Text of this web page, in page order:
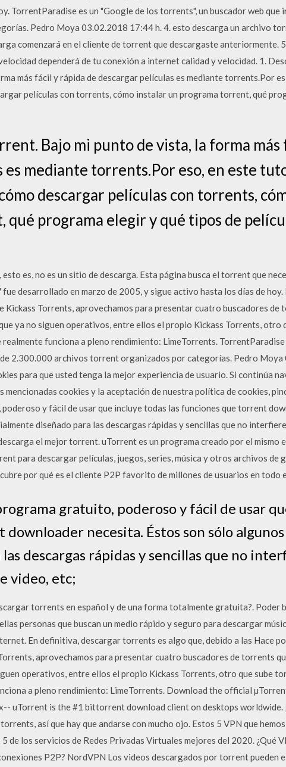
TorrentParadise es un "Google de los torrents", un buscador web que
Pedro Moya 03.02.2018 17:44 h. 4. esto descarga un archivo
comenzará en el cliente de torrent que descargaste anteriormente.
dependerá de tu conexión a internet calidad y velocidad. 1.
más fácil y rápida de descargar películas es mediante torrents.Por
películas con torrents, cómo instalar un programa torrent, qué
Bajo mi punto de vista, la forma más
es mediante torrents.Por eso, en este
descargar películas con torrents,
programa elegir y qué tipos de
es, no es un sitio de descarga. Esta página busca el torrent que
desarrollado en marzo de 2005, y sigue activo hasta los días de hoy.
Kickass Torrents, aprovechamos para presentar cuatro buscadores de
ya no siguen operativos, entre ellos el propio Kickass Torrents, otro
funciona a pleno rendimiento: LimeTorrents.
de 2.300.000 archivos torrent organizados por categorías. Pedro
para que usted tenga la mejor experiencia de usuario. Si continúa
cookies y la aceptación de nuestra política de cookies,
y fácil de usar que incluye todas las funciones que torrent
diseñado para las descargas rápidas y sencillas que no
el mejor torrent. uTorrent es un programa creado por el mismo
para descargar películas, juegos, series, música y otros archivos de
por qué es el cliente P2P favorito de millones de usuarios en todo
gratuito, poderoso y fácil de usar
necesita. Éstos son sólo
descargas rápidas y sencillas que no
video, etc;
torrents en español y de una forma totalmente gratuita?. Poder
personas que buscan un medio rápido y seguro para descargar
En definitiva, descargar torrents es algo que, debido a las Hace
aprovechamos para presentar cuatro buscadores de torrents
operativos, entre ellos el propio Kickass Torrents, otro que sube
a pleno rendimiento: LimeTorrents. Download the official
uTorrent is the #1 bittorrent download client on desktops worldwide.
así que hay que andarse con mucho ojo. Estos 5 VPN que
de los servicios de Redes Privadas Virtuales mejores del 2020. ¿Qué
P2P? NordVPN Los videos descargados por torrent pueden